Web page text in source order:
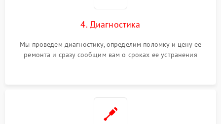
4. Диагностика
Мы проведем диагностику, определим поломку и цену ее
ремонта и сразу сообщим вам о сроках ее устранения